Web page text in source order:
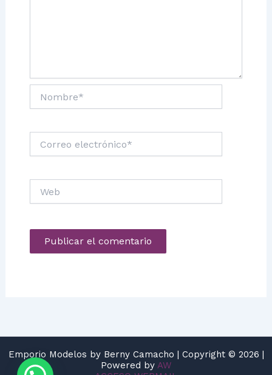
electrónico*
Emporio Modelos by Berny Camacho | Copyright © 2026 |
Powered by AW